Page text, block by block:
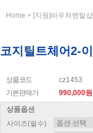
Home > [지원]바우처렌탈
코지틸트체어2-
상품코드
cz1453
기본판매가
990,000원
상품옵션
사이즈(필수)